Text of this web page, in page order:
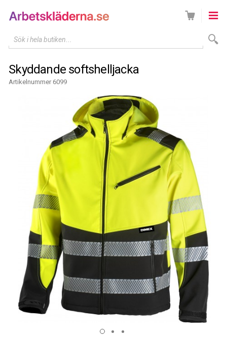
Sök i hela butiken...
Skyddande softshelljacka
Artikelnummer 6099